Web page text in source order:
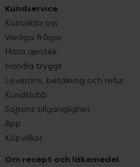
Kundservice
Kontakta oss
Vanliga frågor
Hitta apotek
Handla tryggt
Leverans, betalning och retur
Kundklubb
Sajtens tillgänglighet
App
Köpvillkor
Om recept och läkemedel